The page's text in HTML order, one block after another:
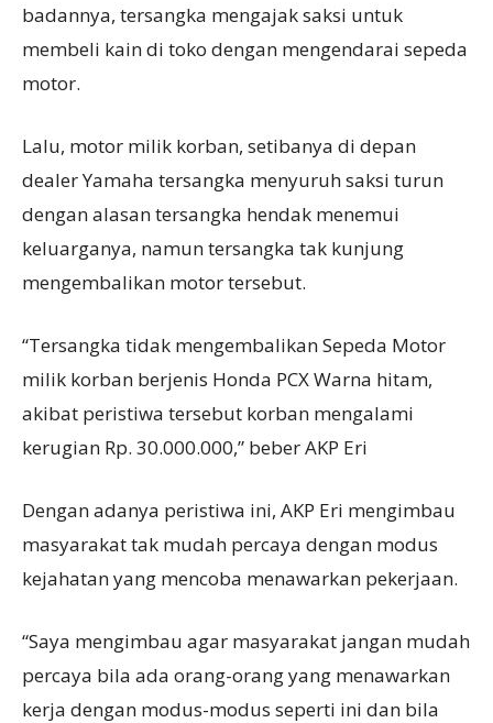
badannya, tersangka mengajak saksi untuk
membeli kain di toko dengan mengendarai sepeda
motor.
Lalu, motor milik korban, setibanya di depan
dealer Yamaha tersangka menyuruh saksi turun
dengan alasan tersangka hendak menemui
keluarganya, namun tersangka tak kunjung
mengembalikan motor tersebut.
“Tersangka tidak mengembalikan Sepeda Motor
milik korban berjenis Honda PCX Warna hitam,
akibat peristiwa tersebut korban mengalami
kerugian Rp. 30.000.000,” beber AKP Eri
Dengan adanya peristiwa ini, AKP Eri mengimbau
masyarakat tak mudah percaya dengan modus
kejahatan yang mencoba menawarkan pekerjaan.
“Saya mengimbau agar masyarakat jangan mudah
percaya bila ada orang-orang yang menawarkan
kerja dengan modus-modus seperti ini dan bila